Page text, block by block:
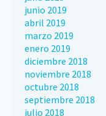
junio 2019
abril 2019
marzo 2019
enero 2019
diciembre 2018
noviembre 2018
octubre 2018
septiembre 2018
julio 2018